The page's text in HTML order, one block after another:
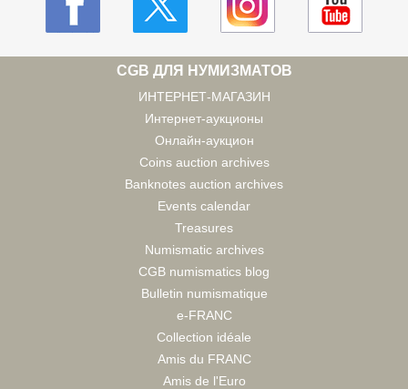
CGB ДЛЯ НУМИЗМАТОВ
ИНТЕРНЕТ-МАГАЗИН
Интернет-аукционы
Онлайн-аукцион
Coins auction archives
Banknotes auction archives
Events calendar
Treasures
Numismatic archives
CGB numismatics blog
Bulletin numismatique
e-FRANC
Collection idéale
Amis du FRANC
Amis de l'Euro